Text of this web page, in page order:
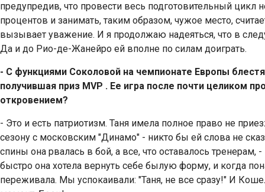
предупредив, что провести весь подготовительный цикл
процентов и занимать, таким образом, чужое место,
вызывает уважение. И я продолжаю надеяться, что в
Да и до Рио-де-Жанейро ей вполне по силам доиграть.
- С функциями Соколовой на чемпионате Европы
получившая приз MVP . Ее игра после почти целиком
откровением?
- Это и есть патриотизм. Таня имела полное право не
сезону с московским "Динамо" - никто бы ей слова не
спины она рвалась в бой, а все, что оставалось
быстро она хотела вернуть себе былую форму, и когда
переживала. Мы успокаивали: "Таня, не все сразу!" И